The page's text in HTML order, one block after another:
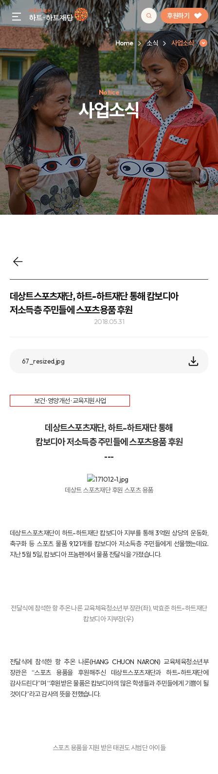
gnb menu open 후원하기
인기 키워드
#정기후원#하트플레이스#캠페인#팬덤후원
Home 소식 사업소식
Notice
사업소식
사업소식
데상트스포츠재단, 하트-하트재단 통해 캄보디아
저소득층 주민들에 스포츠용품 후원
2018.05.31
67_resized.jpg
보건 · 영양개선 · 교육지원사업
데상트스포츠재단, 하트-하트재단 통해
캄보디아 저소득층 주민들에 스포츠용품 후원
---
데상트 스포츠재단 후원 스포츠 용품
데상트스포츠재단이 하트-하트재단 캄보디아 지부를 통해 3억원 상당의 운동화,
축구화 등 스포츠 물품 9,121개를 캄보디아 저소득층 주민들에게 선물했는데요.
지난 5월 5일, 캄보디아 프놈펜에서 물품 전달식을 가졌습니다.
전달식에 참석한 항 추온 나론 교육체육청소년부 장관(좌), 박효준 하트-하트재단
캄보디아 지부장(우)
전달식에 참석한 항 추온 나론(HANG CHUON NARON) 교육체육청소년부
장관은 “스포츠 용품을 후원해주신 데상트스포츠재단과 하트-하트재단에
감사드린다”며 “후원받은 물품은 캄보디아의 많은 학생들과 주민들에게 기쁨이 될
것이다”라고 감사의 뜻을 전했습니다.
스포츠 용품을 지원 받은 태권도 시범단 아이들